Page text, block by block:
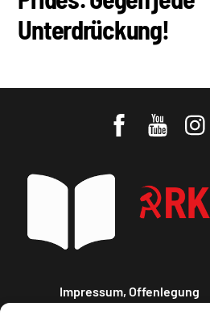
Unterdrückung!
Impressum, Offenlegung